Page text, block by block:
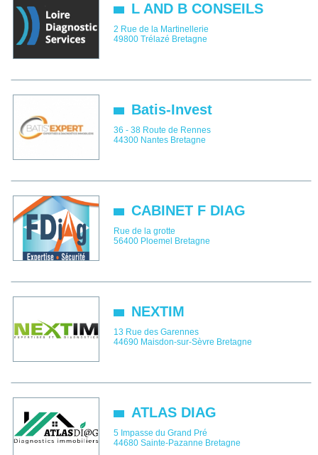
L AND B CONSEILS
2 Rue de la Martinellerie
49800 Trélazé Bretagne
Batis-Invest
36 - 38 Route de Rennes
44300 Nantes Bretagne
CABINET F DIAG
Rue de la grotte
56400 Ploemel Bretagne
NEXTIM
13 Rue des Garennes
44690 Maisdon-sur-Sèvre Bretagne
ATLAS DIAG
5 Impasse du Grand Pré
44680 Sainte-Pazanne Bretagne